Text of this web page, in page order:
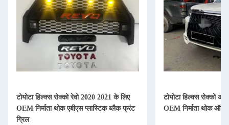
टोयोटा हिल्क्स रोक्को रेवो 2020 2021 के लिए
OEM निर्माता थोक एबीएस प्लास्टिक ब्लैक फ्रंट
ग्रिल
टोयोटा हिल्क्स रोक्को
OEM निर्माता थोक